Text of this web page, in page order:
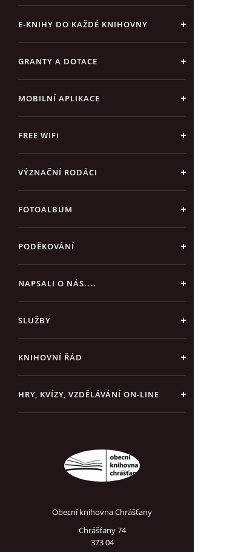
E-KNIHY DO KAŽDÉ KNIHOVNY
GRANTY A DOTACE
MOBILNÍ APLIKACE
FREE WIFI
VÝZNAČNÍ RODÁCI
FOTOALBUM
PODĚKOVÁNÍ
NAPSALI O NÁS....
SLUŽBY
KNIHOVNÍ ŘÁD
HRY, KVÍZY, VZDĚLÁVÁNÍ ON-LINE
Obecní knihovna Chrášťany
Chrášťany 74
373 04